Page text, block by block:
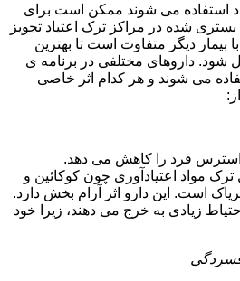
استفاده می شوند ممکن است برای
بستری شده در مراکز ترک اعتیاد تجویز
بیمار دیگر متفاوت است تا بهترین
شود. داروهای مختلفی در برنامه ی
می شوند و هر کدام اثر خاصی
استرس فرد را کاهش می دهد.
مواد اعتیادآوری چون کوکائین و
است. این دارو اثر آرام بخش دارد.
زیادی به خرج می دهند، زیرا خود